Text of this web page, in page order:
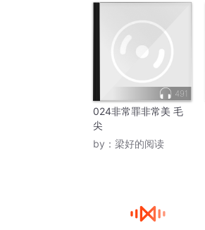
491
024非常罪非常美 毛
尖
by： 梁好的阅读